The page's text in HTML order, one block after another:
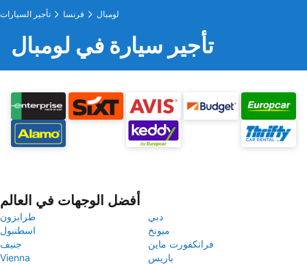
تأجير السيارات فرنسا لومبال
تأجير سيارة في لومبال
أفضل الوجهات في العالم
طرابزون
دبي
اسطنبول
ميونخ
جنيف
فرانكفورت ماين
Vienna
باريس